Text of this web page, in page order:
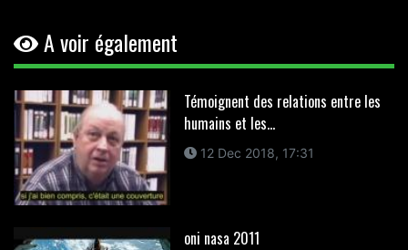
A voir également
Témoignent des relations entre les
humains et les...
12 Dec 2018, 17:31
oni nasa 2011